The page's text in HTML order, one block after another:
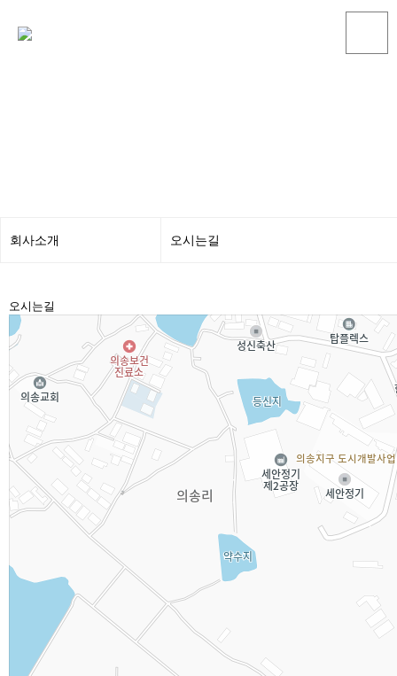
회사소개 오시는길
카탈로그
서비스센터
인증현황
오시는길
오시는길